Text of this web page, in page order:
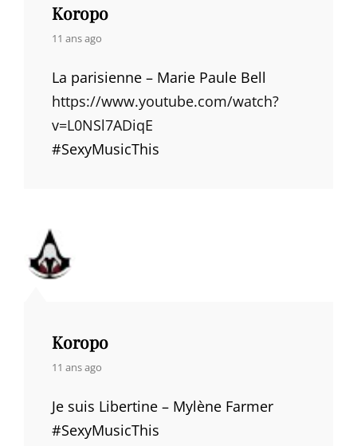
Koropo
says:
11 ans ago
La parisienne – Marie Paule Bell
https://www.youtube.com/watch?
v=L0NSl7ADiqE
#SexyMusicThis
Koropo
says:
11 ans ago
Je suis Libertine – Mylène Farmer
#SexyMusicThis